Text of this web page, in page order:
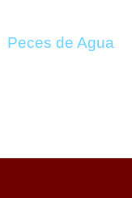
Peces de Agua